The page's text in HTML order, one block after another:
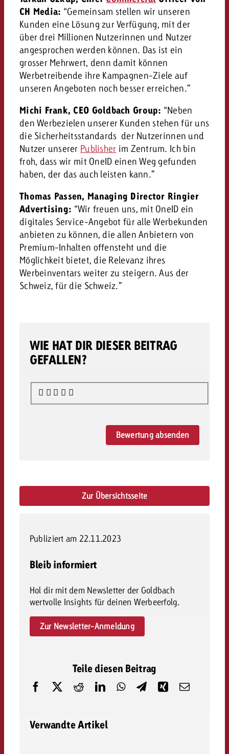
CH Media: “Gemeinsam stellen wir unseren
Kunden eine Lösung zur Verfügung, mit der
über drei Millionen Nutzerinnen und Nutzer
angesprochen werden können. Das ist ein
grosser Mehrwert, denn damit können
Werbetreibende ihre Kampagnen-Ziele auf
unseren Angeboten noch besser erreichen.”
Michi Frank, CEO Goldbach Group: “Neben
den Werbezielen unserer Kunden stehen für uns
die Sicherheitsstandards der Nutzerinnen und
Nutzer unserer Publisher im Zentrum. Ich bin
froh, dass wir mit OneID einen Weg gefunden
haben, der das auch leisten kann.”
Thomas Passen, Managing Director Ringier
Advertising: “Wir freuen uns, mit OneID ein
digitales Service-Angebot für alle Werbekunden
anbieten zu können, die allen Anbietern von
Premium-Inhalten offensteht und die
Möglichkeit bietet, die Relevanz ihres
Werbeinventars weiter zu steigern. Aus der
Schweiz, für die Schweiz.”
WIE HAT DIR DIESER BEITRAG
GEFALLEN?
Bewertung absenden
Zur Übersichtsseite
Publiziert am 22.11.2023
Bleib informiert
Hol dir mit dem Newsletter der Goldbach
wertvolle Insights für deinen Werbeerfolg.
Zur Newsletter-Anmeldung
Teile diesen Beitrag
Verwandte Artikel